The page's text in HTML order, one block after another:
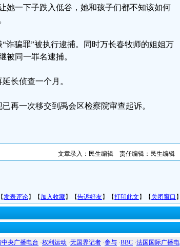
她一下子跌入低谷，她和孩子们都不知该如何
诈骗罪”被执行逮捕。同时万长春牧师的姐姐万
被同一罪名逮捕。
长侦查一个月。
再一次移交到禹会区检察院审查起诉。
文章录入：民生编辑 责任编辑：民生编辑
【发表评论】【加入收藏】【告诉好友】【打印此文 】【 关闭窗口 】
中央广播电台 ·权利运动 ·无国界记者 ·参与 ·BBC ·法国国际广播电